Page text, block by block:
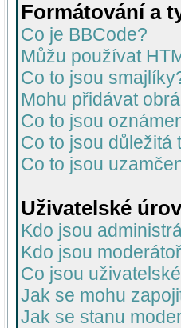
Formátování a
Co je BBCode?
Můžu používat
Co to jsou
Mohu přidávat
Co to jsou
Co to jsou důležitá
Co to jsou
Uživatelské
Kdo jsou
Kdo jsou
Co jsou
Jak se mohu
Jak se stanu